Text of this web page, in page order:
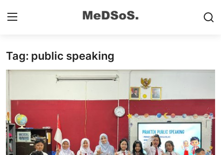
Home
SMP
SD
Video SMP
Tag: public speaking